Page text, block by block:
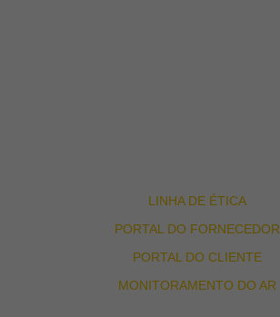
LINHA DE ÉTICA
PORTAL DO FORNECEDOR
PORTAL DO CLIENTE
MONITORAMENTO DO AR